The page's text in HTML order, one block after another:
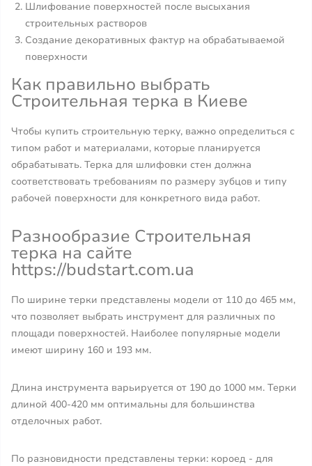
Шлифование поверхностей после высыхания
строительных растворов
Создание декоративных фактур на обрабатываемой
поверхности
Как правильно выбрать
Строительная терка в Киеве
Чтобы купить строительную терку, важно определиться с
типом работ и материалами, которые планируется
обрабатывать. Терка для шлифовки стен должна
соответствовать требованиям по размеру зубцов и типу
рабочей поверхности для конкретного вида работ.
Разнообразие Строительная
терка на сайте
https://budstart.com.ua
По ширине терки представлены модели от 110 до 465 мм,
что позволяет выбрать инструмент для различных по
площади поверхностей. Наиболее популярные модели
имеют ширину 160 и 193 мм.
Длина инструмента варьируется от 190 до 1000 мм. Терки
длиной 400-420 мм оптимальны для большинства
отделочных работ.
По разновидности представлены терки: короед - для